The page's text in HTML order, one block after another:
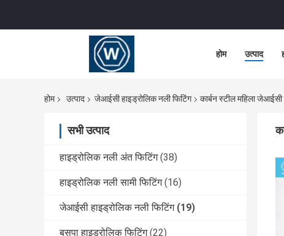
होम उत्पाद
होम उत्पाद जेआईसी हाइड्रोलिक नली फिटिंग कार्बन स्टील महिला जेआईसी
सभी उत्पाद
हाइड्रोलिक नली अंत फिटिंग (38)
हाइड्रोलिक नली सामी फिटिंग (16)
जेआईसी हाइड्रोलिक नली फिटिंग (19)
बसपा हाइड्रोलिक फिटिंग (22)